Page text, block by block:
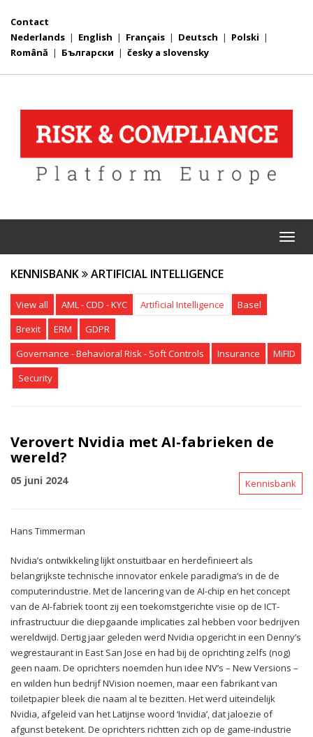
Contact
Nederlands | English | Français | Deutsch | Polski |
Română | Български | česky a slovensky
KENNISBANK ARTIFICIAL INTELLIGENCE
View all AML - CDD - KYC Artificial Intelligence
Basel
Brexit
ERM
GDPR
Governance - Behavioral Risk - Soft Controls
Insurance
MiFID
Security
Verovert Nvidia met AI-fabrieken de
wereld?
05 juni 2024 Kennisbank
Hans Timmerman
Nvidia’s ontwikkeling lijkt onstuitbaar en herdefinieert als
belangrijkste technische innovator enkele paradigma’s in de de
computerindustrie. Met de lancering van de AI-chip en het concept
van de AI-fabriek toont zij een toekomstgerichte visie op de ICT-
infrastructuur die diepgaande implicaties zal hebben voor bedrijven
wereldwijd. Dertig jaar geleden werd Nvidia opgericht in een Denny’s
wegrestaurant in East San Jose en had bij de oprichting zelfs (nog)
geen naam. De oprichters noemden hun idee NV’s – New Versions –
en wilden hun bedrijf NVision noemen, maar een fabrikant van
toiletpapier bleek die naam al te bezitten. Het werd uiteindelijk
Nvidia, afgeleid van het Latijnse woord ‘Invidia’, dat jaloezie of
afgunst betekent. De oprichters richtten zich op de game-industrie